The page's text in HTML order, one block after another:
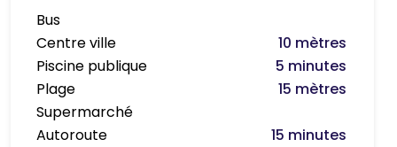
Bus
Centre ville
10 mètres
Piscine publique
5 minutes
Plage
15 mètres
Supermarché
Autoroute
15 minutes